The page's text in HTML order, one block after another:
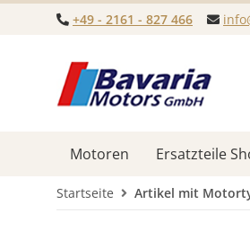
+49 - 2161 - 827 466
Motoren Ersatzteile
Startseite Artikel mit